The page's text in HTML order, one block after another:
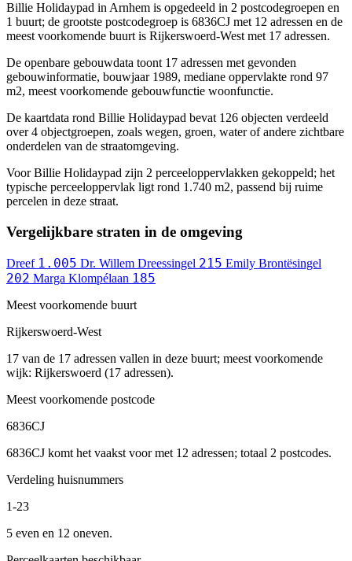
Billie Holidaypad in Arnhem is opgedeeld in 2 postcodegroepen en
1 buurt; de grootste postcodegroep is 6836CJ met 12 adressen en de
meest voorkomende buurt is Rijkerswoerd-West met 17 adressen.
De openbare gebouwdata toont 17 adressen met gevonden
gebouwinformatie, bouwjaar 1989, mediane oppervlakte rond 97
m2, meest voorkomende gebouwfunctie woonfunctie.
De kaartdata rond Billie Holidaypad bevat 126 objecten verdeeld
over 4 objectgroepen, zoals wegen, groen, water of andere zichtbare
onderdelen van de straatomgeving.
Voor Billie Holidaypad zijn 2 perceeloppervlakken gekoppeld; het
typische perceeloppervlak ligt rond 1.740 m2, passend bij ruime
percelen in deze straat.
Vergelijkbare straten in de omgeving
Dreef 1.005 Dr. Willem Dreessingel 215 Emily Brontësingel
202 Marga Klompélaan 185
Meest voorkomende buurt
Rijkerswoerd-West
17 van de 17 adressen vallen in deze buurt; meest voorkomende
wijk: Rijkerswoerd (17 adressen).
Meest voorkomende postcode
6836CJ
6836CJ komt het vaakst voor met 12 adressen; totaal 2 postcodes.
Verdeling huisnummers
1-23
5 even en 12 oneven.